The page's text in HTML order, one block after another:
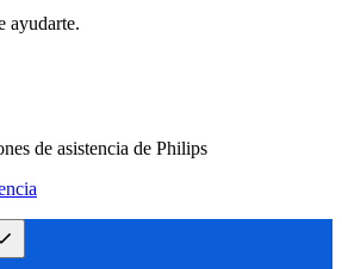
ayudarte.
de asistencia de Philips